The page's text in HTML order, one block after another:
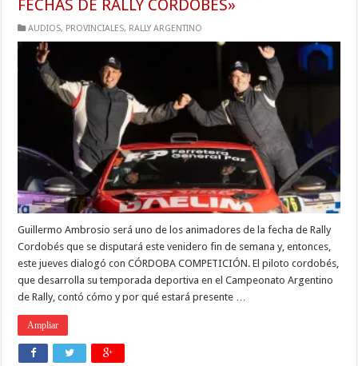
FECHAS DE RALLY CORDOBÉS»
AUDIOS, PROVINCIALES, RALLY ARGENTINO
Guillermo Ambrosio será uno de los animadores de la fecha de Rally
Cordobés que se disputará este venidero fin de semana y, entonces,
este jueves dialogó con CÓRDOBA COMPETICIÓN. El piloto cordobés,
que desarrolla su temporada deportiva en el Campeonato Argentino
de Rally, contó cómo y por qué estará presente …
Ampliar